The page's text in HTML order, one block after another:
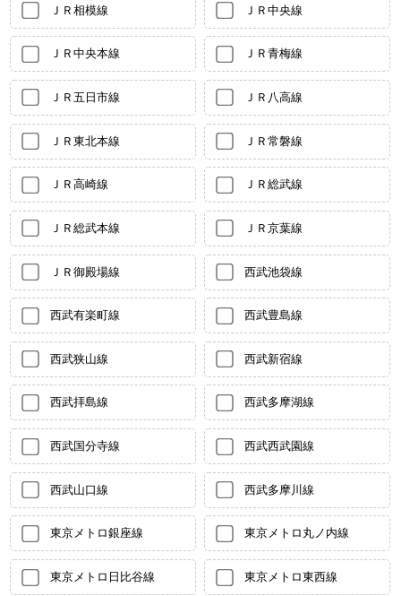
ＪＲ相模線 ＪＲ中央線
ＪＲ中央本線 ＪＲ青梅線
ＪＲ五日市線 ＪＲ八高線
ＪＲ東北本線 ＪＲ常磐線
ＪＲ高崎線 ＪＲ総武線
ＪＲ総武本線 ＪＲ京葉線
ＪＲ御殿場線 西武池袋線
西武有楽町線 西武豊島線
西武狭山線 西武新宿線
西武拝島線 西武多摩湖線
西武国分寺線 西武西武園線
西武山口線 西武多摩川線
東京メトロ銀座線 東京メトロ丸ノ内線
東京メトロ日比谷線 東京メトロ東西線